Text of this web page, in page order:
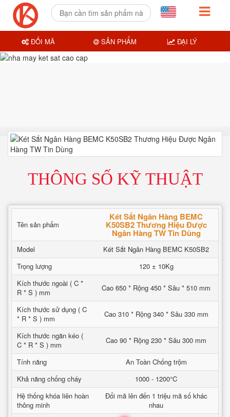
THÔNG SỐ KỸ THUẬT
Tên sản phẩm
Két Sắt Ngân Hàng BEMC
K50SB2 Thương Hiệu Được
Ngân Hàng TW Tin Dùng
Model
Két Sắt Ngân Hàng BEMC K50SB2
Trọng lượng
120 ± 10Kg
Kích thước ngoài ( C *
R * S ) mm
Cao 650 * Rộng 450 * Sâu * 510 mm
Kích thước sử dụng ( C
* R * S ) mm
Cao 310 * Rộng 340 * Sâu 330 mm
Kích thước ngăn kéo (
C * R * S ) mm
Cao 90 * Rộng 230 * Sâu 300 mm
Tính năng
An Toàn Chống trộm
Khả năng chống cháy
1000 - 1200°C
Hệ thống khóa liên hoàn
thông minh
Đổi mã lên đến 1 triệu mã số khác
nhau
ĐỔI MÃ SẢN PHẨM ĐẠI LÝ